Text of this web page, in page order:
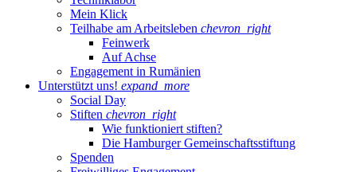
Mein Klick
Teilhabe am Arbeitsleben chevron_right
Feinwerk
Auf Achse
Engagement in Rumänien
Unterstützt uns! expand_more
Social Day
Stiften chevron_right
Wie funktioniert stiften?
Die Hamburger Gemeinschaftsstiftung
Spenden